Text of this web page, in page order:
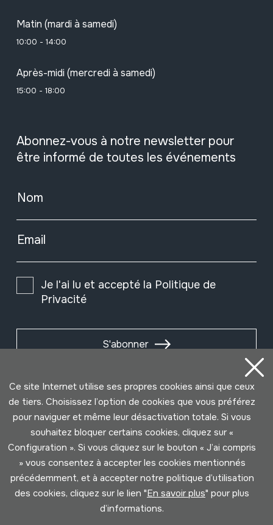
Matin (mardi à samedi)
10:00 - 14:00
Après-midi (mercredi à samedi)
15:00 - 18:00
Abonnez-vous à notre newsletter pour
être informé de toutes les événements
Nom
Email
Je l'ai lu et accepté la Politique de
Privacité
S'abonner
Ce site Internet utilise ses propres cookies ainsi que ceux
de tiers. Choisissez l’option de cookies que vous préférez
pour naviguer et même leur désactivation totale. Si vous
souhaitez bloquer certains cookies, cliquez sur «
Configuration ». Si vous cliquez sur le bouton « J’ai compris
» vous consentez à accepter les cookies mentionnés
précédemment, et à accepter notre politique d’utilisation
des cookies, cliquez sur le lien "En savoir plus" pour plus
d’informations.